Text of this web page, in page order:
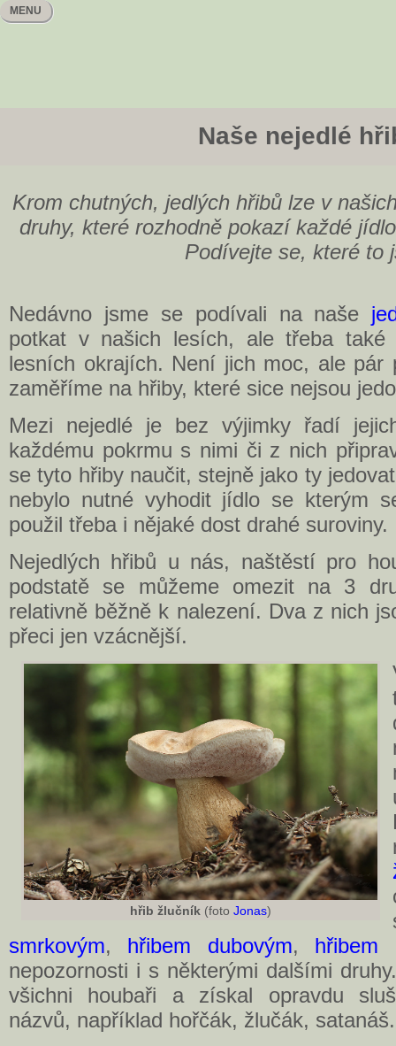
MENU
Naše nejedlé
Krom chutných, jedlých hřibů lze v
druhy, které rozhodně pokazí každé
Podívejte se, které to
Nedávno jsme se podívali na naše
potkat v našich lesích, ale třeba
lesních okrajích. Není jich moc, ale pár
zaměříme na hřiby, které sice nejsou
Mezi nejedlé je bez výjimky řadí
každému pokrmu s nimi či z nich
se tyto hřiby naučit, stejně jako ty
nebylo nutné vyhodit jídlo se kterým
použil třeba i nějaké dost drahé suroviny.
Nejedlých hřibů u nás, naštěstí pro
podstatě se můžeme omezit na 3
relativně běžně k nalezení. Dva z nich
přeci jen vzácnější.
hřib žlučník (foto Jonas)
smrkovým, hřibem dubovým, hřibem
nepozornosti i s některými dalšími
všichni houbaři a získal opravdu
názvů, například hořčák, žlučák, satanáš.